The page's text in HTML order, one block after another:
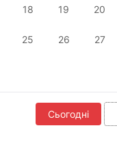
18 19 20
25 26 27
Сьогодні